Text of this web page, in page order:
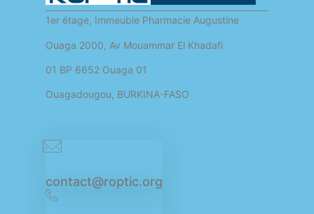
1er étage, Immeuble Pharmacie Augustine
Ouaga 2000, Av Mouammar El Khadafi
01 BP 6652 Ouaga 01
Ouagadougou, BURKINA-FASO
contact@roptic.org